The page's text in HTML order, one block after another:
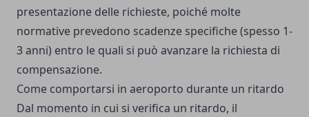
presentazione delle richieste, poiché molte
normative prevedono scadenze specifiche (spesso 1-
3 anni) entro le quali si può avanzare la richiesta di
compensazione.
Come comportarsi in aeroporto durante un ritardo
Dal momento in cui si verifica un ritardo, il